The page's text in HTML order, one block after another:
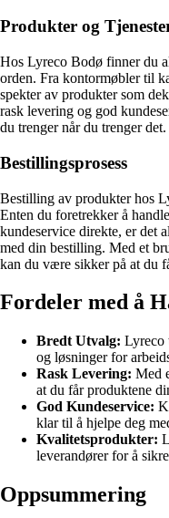
Produkter og
Hos Lyreco Bodø finner du
orden. Fra kontormøbler til
spekter av produkter som
rask levering og god
du trenger når du trenger det.
Bestillingsprosess
Bestilling av produkter hos
Enten du foretrekker å
kundeservice direkte, er det
med din bestilling. Med et
kan du være sikker på at du
Fordeler med å
Bredt Utvalg: Lyreco
og løsninger for
Rask Levering: Med
at du får produktene
God Kundeservice:
klar til å hjelpe deg
Kvalitetsprodukter:
leverandører for å
Oppsummering